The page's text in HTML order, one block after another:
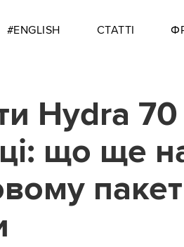
#ENGLISH СТАТТІ
Hydra 70
що ще